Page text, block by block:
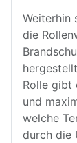
Weiterhin
die
Rolle gibt
und
welche
durch die